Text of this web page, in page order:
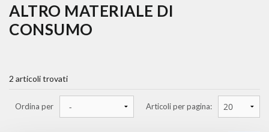
ATTREZZATURE PER GOMMISTI
smontagomme per auto e veicoli commerciali leggeri
ALTRO MATERIALE DI
CONSUMO
2 articoli trovati
Ordina per Articoli per pagina: